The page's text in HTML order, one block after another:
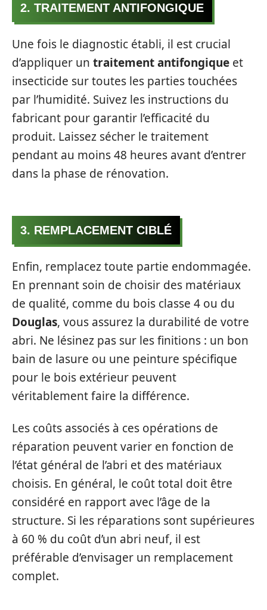
2. TRAITEMENT ANTIFONGIQUE
Une fois le diagnostic établi, il est crucial
d’appliquer un traitement antifongique et
insecticide sur toutes les parties touchées
par l’humidité. Suivez les instructions du
fabricant pour garantir l’efficacité du
produit. Laissez sécher le traitement
pendant au moins 48 heures avant d’entrer
dans la phase de rénovation.
3. REMPLACEMENT CIBLÉ
Enfin, remplacez toute partie endommagée.
En prennant soin de choisir des matériaux
de qualité, comme du bois classe 4 ou du
Douglas, vous assurez la durabilité de votre
abri. Ne lésinez pas sur les finitions : un bon
bain de lasure ou une peinture spécifique
pour le bois extérieur peuvent
véritablement faire la différence.
Les coûts associés à ces opérations de
réparation peuvent varier en fonction de
l’état général de l’abri et des matériaux
choisis. En général, le coût total doit être
considéré en rapport avec l’âge de la
structure. Si les réparations sont supérieures
à 60 % du coût d’un abri neuf, il est
préférable d’envisager un remplacement
complet.